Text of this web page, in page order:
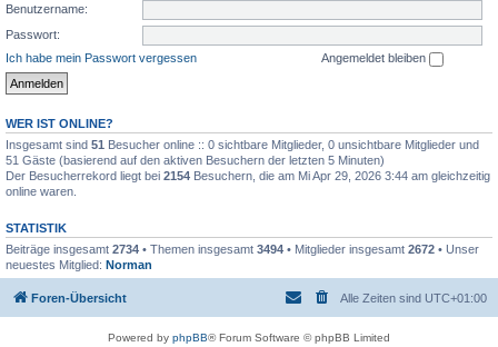
Benutzername:
Passwort:
Ich habe mein Passwort vergessen
Angemeldet bleiben
WER IST ONLINE?
Insgesamt sind 51 Besucher online :: 0 sichtbare Mitglieder, 0 unsichtbare Mitglieder und
51 Gäste (basierend auf den aktiven Besuchern der letzten 5 Minuten)
Der Besucherrekord liegt bei 2154 Besuchern, die am Mi Apr 29, 2026 3:44 am gleichzeitig
online waren.
STATISTIK
Beiträge insgesamt 2734 • Themen insgesamt 3494 • Mitglieder insgesamt 2672 • Unser
neuestes Mitglied: Norman
Foren-Übersicht Alle Zeiten sind UTC+01:00
Powered by phpBB® Forum Software © phpBB Limited